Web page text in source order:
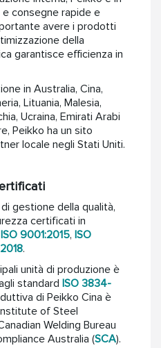
consegne rapide e
avere i prodotti
della
garantisce efficienza in
in Australia, Cina,
Lituania, Malesia,
Ucraina, Emirati Arabi
Peikko ha un sito
locale negli Stati Uniti.
gestione della qualità,
certificati in
ISO 9001:2015, ISO
.
unità di produzione è
standard ISO 3834-
di Peikko Cina è
of Steel
Welding Bureau
Australia (SCA).